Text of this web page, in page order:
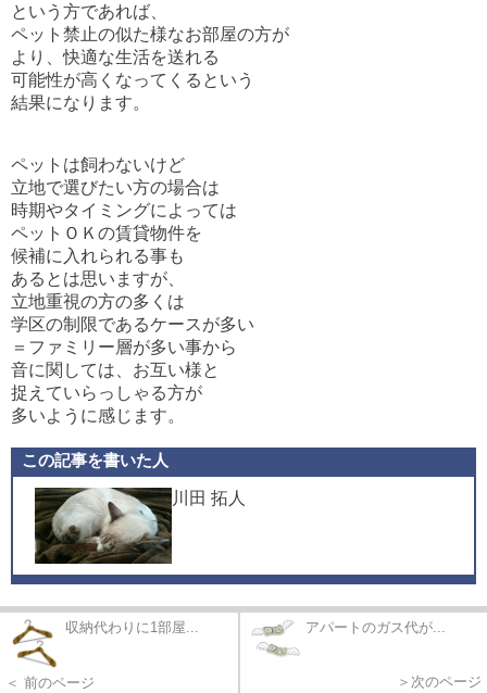
という方であれば、
ペット禁止の似た様なお部屋の方が
より、快適な生活を送れる
可能性が高くなってくるという
結果になります。
ペットは飼わないけど
立地で選びたい方の場合は
時期やタイミングによっては
ペットＯＫの賃貸物件を
候補に入れられる事も
あるとは思いますが、
立地重視の方の多くは
学区の制限であるケースが多い
＝ファミリー層が多い事から
音に関しては、お互い様と
捉えていらっしゃる方が
多いように感じます。
この記事を書いた人
川田 拓人
収納代わりに1部屋...
＜ 前のページ
アパートのガス代が...
＞次のページ